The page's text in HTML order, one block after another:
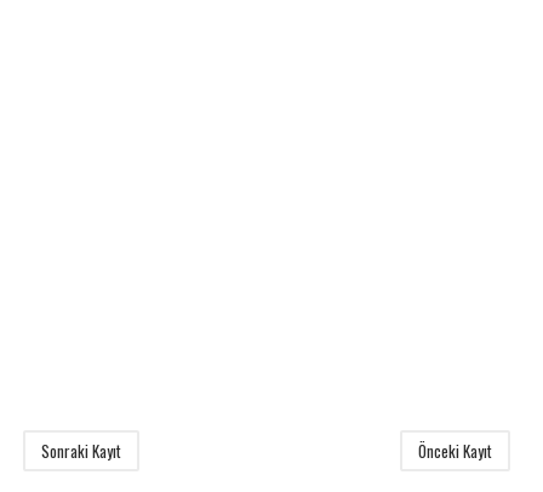
Sonraki Kayıt Önceki Kayıt